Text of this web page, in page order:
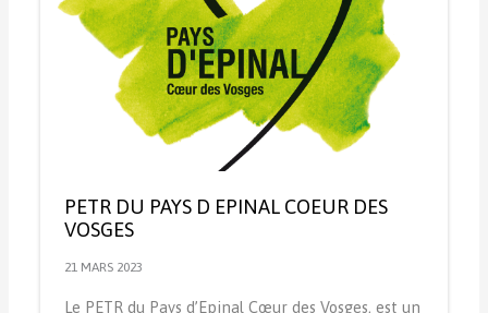
PETR DU PAYS D EPINAL COEUR DES
VOSGES
21 MARS 2023
Le PETR du Pays d’Epinal Cœur des Vosges, est un